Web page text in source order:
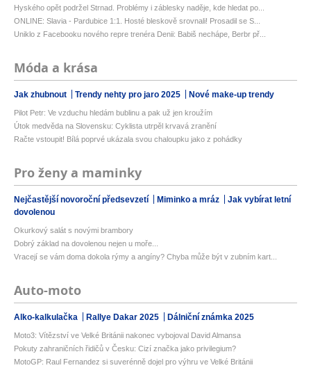
Hyského opět podržel Strnad. Problémy i záblesky naděje, kde hledat po...
ONLINE: Slavia - Pardubice 1:1. Hosté bleskově srovnali! Prosadil se S...
Uniklo z Facebooku nového repre trenéra Denii: Babiš nechápe, Berbr př...
Móda a krása
Jak zhubnout Trendy nehty pro jaro 2025 Nové make-up trendy
Pilot Petr: Ve vzduchu hledám bublinu a pak už jen kroužím
Útok medvěda na Slovensku: Cyklista utrpěl krvavá zranění
Račte vstoupit! Bílá poprvé ukázala svou chaloupku jako z pohádky
Pro ženy a maminky
Nejčastější novoroční předsevzetí Miminko a mráz
Jak vybírat letní
dovolenou
Okurkový salát s novými brambory
Dobrý základ na dovolenou nejen u moře...
Vracejí se vám doma dokola rýmy a angíny? Chyba může být v zubním kart...
Auto-moto
Alko-kalkulačka Rallye Dakar 2025 Dálniční známka 2025
Moto3: Vítězství ve Velké Británii nakonec vybojoval David Almansa
Pokuty zahraničních řidičů v Česku: Cizí značka jako privilegium?
MotoGP: Raul Fernandez si suverénně dojel pro výhru ve Velké Británii